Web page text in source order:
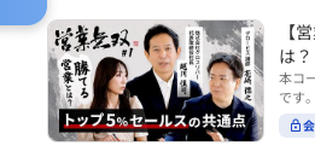
る
ター
に変
値創
に、
や
【
は
点
本コ
です
率ア
る無